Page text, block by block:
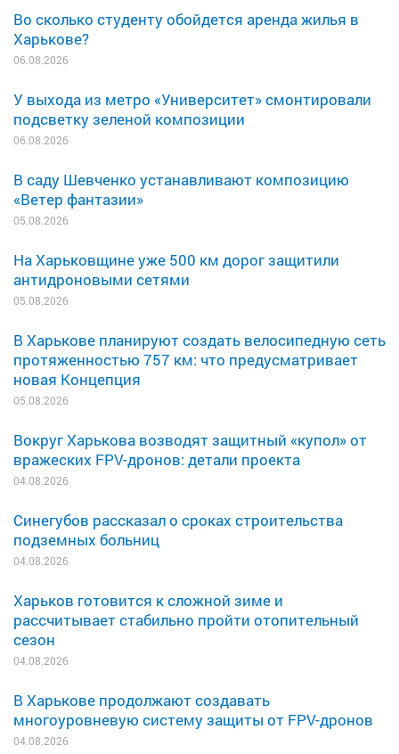
Во сколько студенту обойдется аренда жилья в
Харькове?
06.08.2026
У выхода из метро «Университет» смонтировали
подсветку зеленой композиции
06.08.2026
В саду Шевченко устанавливают композицию
«Ветер фантазии»
05.08.2026
На Харьковщине уже 500 км дорог защитили
антидроновыми сетями
05.08.2026
В Харькове планируют создать велосипедную сеть
протяженностью 757 км: что предусматривает
новая Концепция
05.08.2026
Вокруг Харькова возводят защитный «купол» от
вражеских FPV-дронов: детали проекта
04.08.2026
Синегубов рассказал о сроках строительства
подземных больниц
04.08.2026
Харьков готовится к сложной зиме и
рассчитывает стабильно пройти отопительный
сезон
04.08.2026
В Харькове продолжают создавать
многоуровневую систему защиты от FPV-дронов
04.08.2026